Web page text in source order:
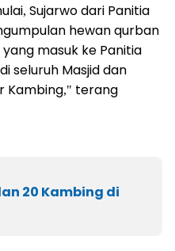
Sujarwo dari Panitia
hewan qurban
masuk ke Panitia
seluruh Masjid dan
Kambing," terang
20 Kambing di